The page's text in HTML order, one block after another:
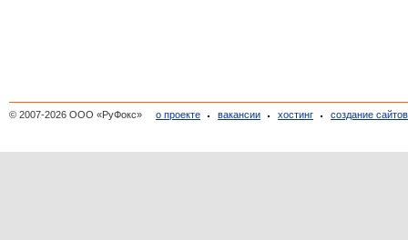
© 2007-2026 ООО «РуФокс» о проекте вакансии хостинг создание сайтов